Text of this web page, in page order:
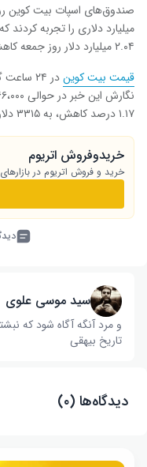
۲.۰۴ میلیارد دلار روز جمعه کاهش یافته است.
قیمت بیت کوین
نگارش این خبر در حوالی ۶۶،۰۰۰ دلار معامله می‌شود، در حالی که
۱.۱۷ درصد کاهش، به ۳۳۱۵ دلار رسید.
خریدوفروش اتریوم
خرید و فروش اتریوم در
سید موسی علوی
و مرد آنگه آگاه شود که
تاریخ بیهقی
دیدگاه‌ها (۰)